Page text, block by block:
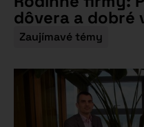
dôvera a dobré
Zaujímavé témy